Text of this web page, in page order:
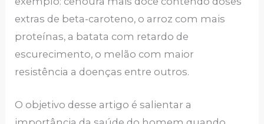
extras de beta-caroteno, o arroz com mais
proteínas, a batata com retardo de
escurecimento, o melão com maior
resistência a doenças entre outros.
O objetivo desse artigo é salientar a